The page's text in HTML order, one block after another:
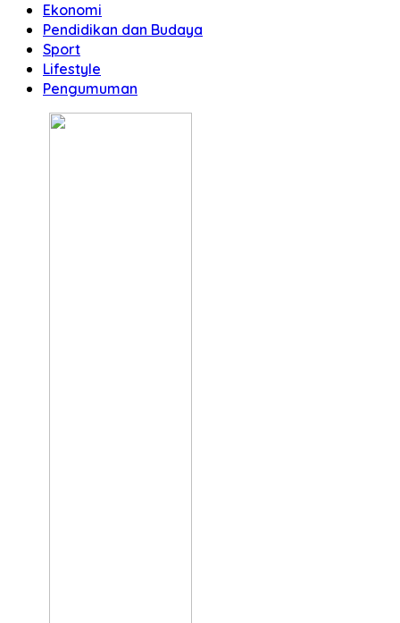
Ekonomi
Pendidikan dan Budaya
Sport
Lifestyle
Pengumuman